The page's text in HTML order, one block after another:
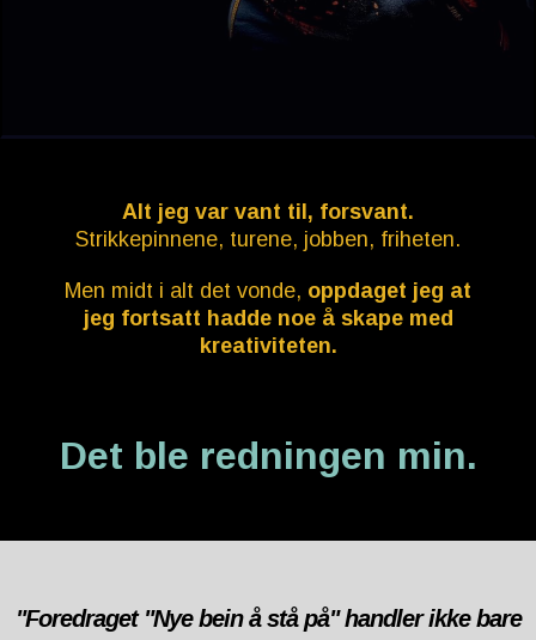
Alt jeg var vant til, forsvant.
Strikkepinnene, turene, jobben, friheten.
Men midt i alt det vonde, oppdaget jeg at
jeg fortsatt hadde noe å skape med
kreativiteten.
Det ble redningen min.
"Foredraget "Nye bein å stå på" handler ikke bare